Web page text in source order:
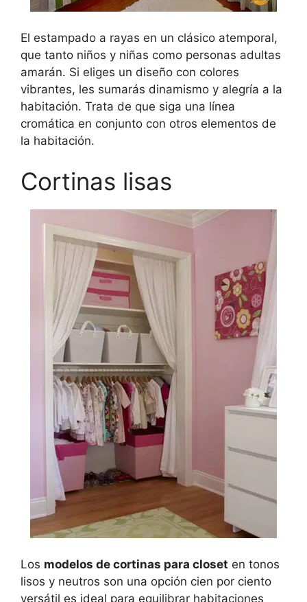
El estampado a rayas en un clásico atemporal,
que tanto niños y niñas como personas adultas
amarán. Si eliges un diseño con colores
vibrantes, les sumarás dinamismo y alegría a la
habitación. Trata de que siga una línea
cromática en conjunto con otros elementos de
la habitación.
Cortinas lisas
Los modelos de cortinas para closet en tonos
lisos y neutros son una opción cien por ciento
versátil es ideal para equilibrar habitaciones